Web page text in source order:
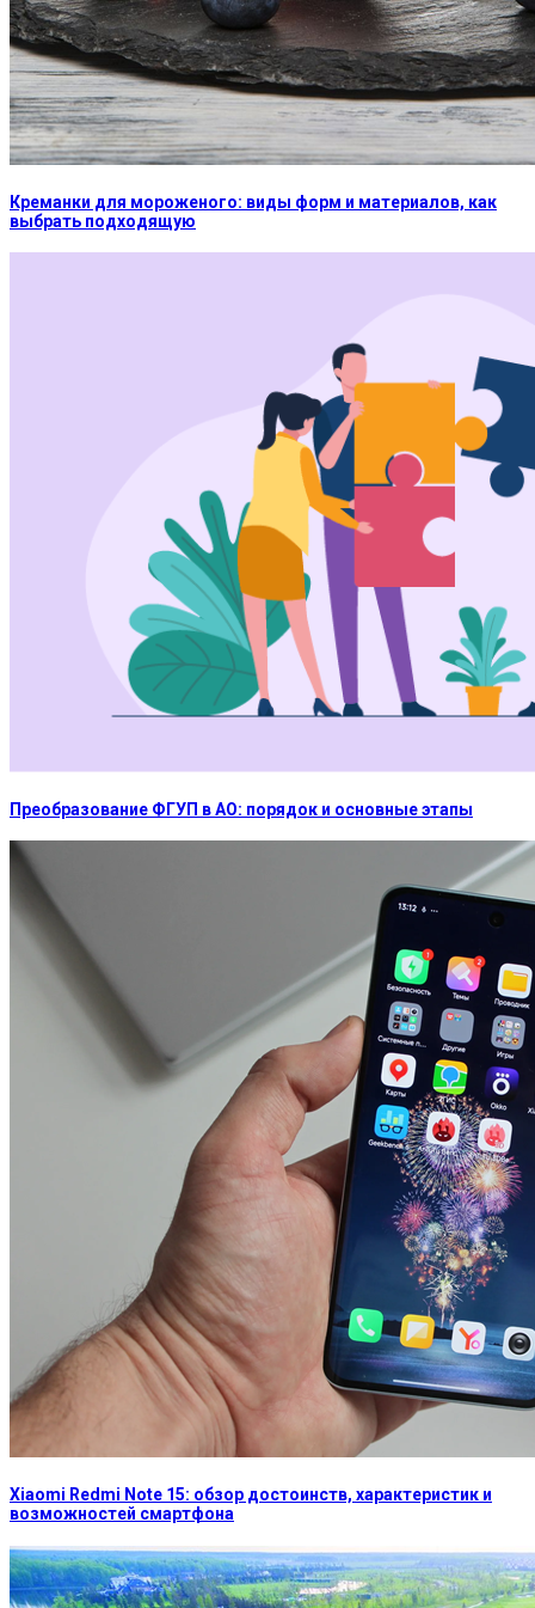
Креманки для мороженого: виды форм и материалов, как
выбрать подходящую
Преобразование ФГУП в АО: порядок и основные этапы
Xiaomi Redmi Note 15: обзор достоинств, характеристик и
возможностей смартфона